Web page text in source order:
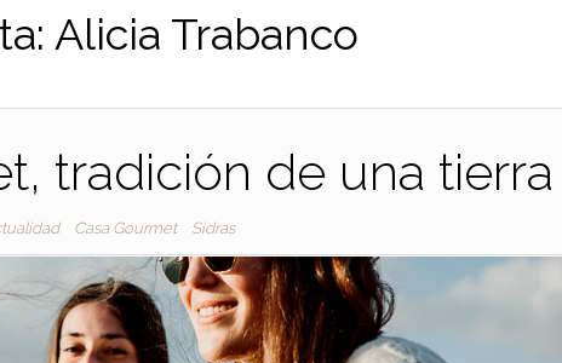
Alicia Trabanco
tradición de una tierra
Casa Gourmet Sidras